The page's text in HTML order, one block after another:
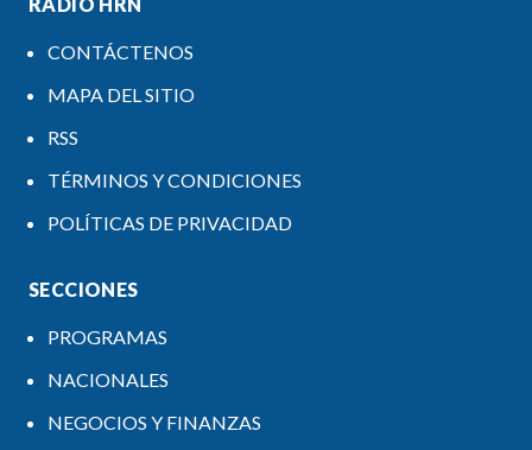
RADIO HRN
CONTÁCTENOS
MAPA DEL SITIO
RSS
TÉRMINOS Y CONDICIONES
POLÍTICAS DE PRIVACIDAD
SECCIONES
PROGRAMAS
NACIONALES
NEGOCIOS Y FINANZAS